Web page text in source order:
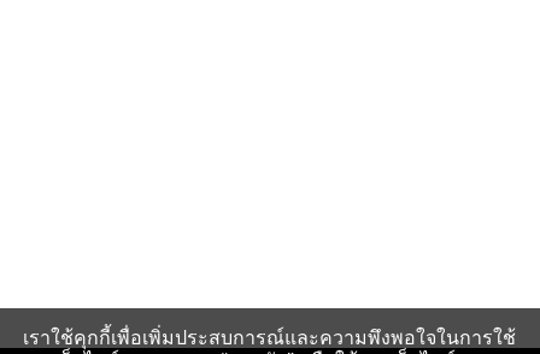
เราใช้คุกกี้เพื่อเพิ่มประสบการณ์และความพึงพอใจในการใช้